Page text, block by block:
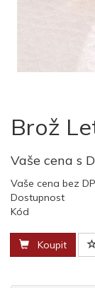
Brož
Vaše cena s
Vaše cena bez
Dostupnost
Kód
Koupit